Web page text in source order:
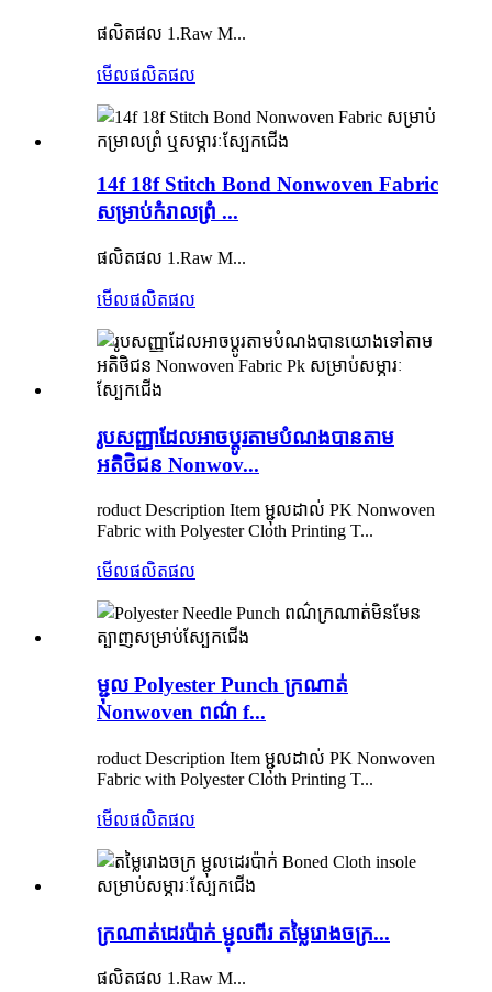
ផលិតផល 1.Raw M...
មើលផលិតផល
14f 18f Stitch Bond Nonwoven Fabric
សម្រាប់កំរាលព្រំ ...
ផលិតផល 1.Raw M...
មើលផលិតផល
រូបសញ្ញាដែលអាចប្ដូរតាមបំណងបានតាម
អតិថិជន Nonwov...
roduct Description Item ម្ជុលដាល់ PK Nonwoven
Fabric with Polyester Cloth Printing T...
មើលផលិតផល
ម្ជុល Polyester Punch ក្រណាត់
Nonwoven ពណ៌ f...
roduct Description Item ម្ជុលដាល់ PK Nonwoven
Fabric with Polyester Cloth Printing T...
មើលផលិតផល
ក្រណាត់ដេរប៉ាក់ ម្ជុលពីរ តម្លៃរោងចក្រ...
ផលិតផល 1.Raw M...